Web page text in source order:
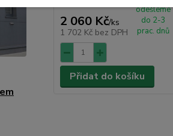
2 060 Kč/ks
1 702 Kč bez DPH
odešleme
do 2-3
prac. dnů
Přidat do košíku